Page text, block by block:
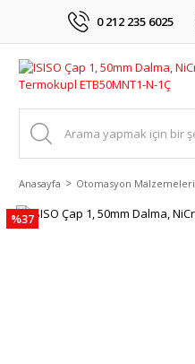
0 212 235 6025
Anasayfa Otomasyon Malzemeleri
%37